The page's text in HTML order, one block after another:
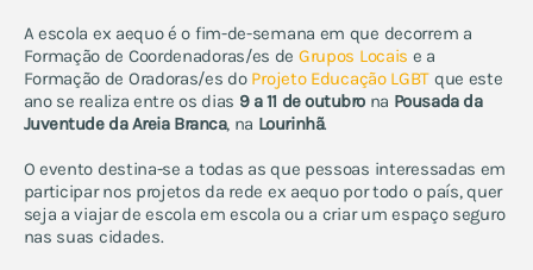
encontro de jovens trans
abraços grátis
escola ex aequo
marchas lgbti e celebrações
ex aequo fm - música e
artes
A escola ex aequo é o fim-de-semana em que decorrem a
Formação de Coordenadoras/es de Grupos Locais e a
Formação de Oradoras/es do Projeto Educação LGBT que este
ano se realiza entre os dias 9 a 11 de outubro na Pousada da
Juventude da Areia Branca, na Lourinhã.
O evento destina-se a todas as que pessoas interessadas em
participar nos projetos da rede ex aequo por todo o país, quer
seja a viajar de escola em escola ou a criar um espaço seguro
nas suas cidades.